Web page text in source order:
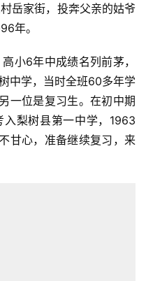
岳家街，投奔父亲的姑爷
年。
小6年中成绩名列前茅，
中学，当时全班60多年学
一位是复习生。在初中期
梨树县第一中学，1963
甘心，准备继续复习，来